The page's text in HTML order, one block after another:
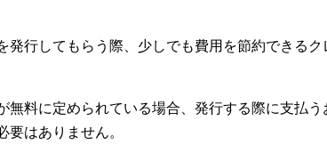
発行してもらう際、少しでも費用を節約できる
無料に定められている場合、発行する際に支払
要はありません。